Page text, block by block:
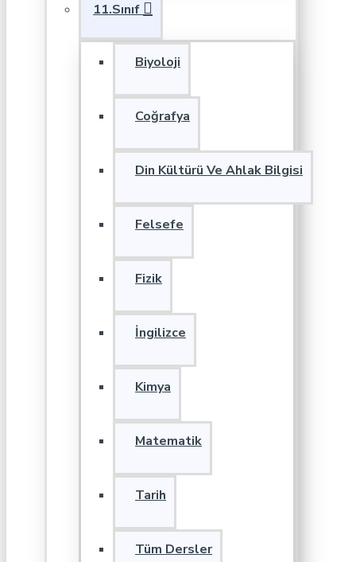
11.Sınıf
Biyoloji
Coğrafya
Din Kültürü Ve Ahlak Bilgisi
Felsefe
Fizik
İngilizce
Kimya
Matematik
Tarih
Tüm Dersler